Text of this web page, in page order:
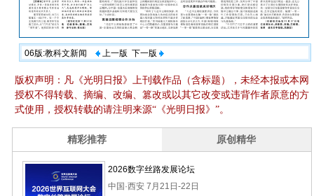
06版:教科文新闻 上一版 下一版
版权声明：凡《光明日报》上刊载作品（含标题），未经本报或本网
授权不得转载、摘编、改编、篡改或以其它改变或违背作者原意的方
式使用，授权转载的请注明来源“《光明日报》”。